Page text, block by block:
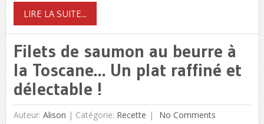
LIRE LA SUITE...
Filets de saumon au beurre à
la Toscane… Un plat raffiné et
délectable !
Auteur: Alison | Catégorie: Recette No Comments